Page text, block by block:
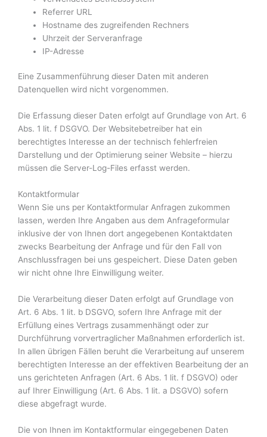
Referrer URL
Hostname des zugreifenden Rechners
Uhrzeit der Serveranfrage
IP-Adresse
Eine Zusammenführung dieser Daten mit anderen
Datenquellen wird nicht vorgenommen.
Die Erfassung dieser Daten erfolgt auf Grundlage von Art. 6
Abs. 1 lit. f DSGVO. Der Websitebetreiber hat ein
berechtigtes Interesse an der technisch fehlerfreien
Darstellung und der Optimierung seiner Website – hierzu
müssen die Server-Log-Files erfasst werden.
Kontaktformular
Wenn Sie uns per Kontaktformular Anfragen zukommen
lassen, werden Ihre Angaben aus dem Anfrageformular
inklusive der von Ihnen dort angegebenen Kontaktdaten
zwecks Bearbeitung der Anfrage und für den Fall von
Anschlussfragen bei uns gespeichert. Diese Daten geben
wir nicht ohne Ihre Einwilligung weiter.
Die Verarbeitung dieser Daten erfolgt auf Grundlage von
Art. 6 Abs. 1 lit. b DSGVO, sofern Ihre Anfrage mit der
Erfüllung eines Vertrags zusammenhängt oder zur
Durchführung vorvertraglicher Maßnahmen erforderlich ist.
In allen übrigen Fällen beruht die Verarbeitung auf unserem
berechtigten Interesse an der effektiven Bearbeitung der an
uns gerichteten Anfragen (Art. 6 Abs. 1 lit. f DSGVO) oder
auf Ihrer Einwilligung (Art. 6 Abs. 1 lit. a DSGVO) sofern
diese abgefragt wurde.
Die von Ihnen im Kontaktformular eingegebenen Daten